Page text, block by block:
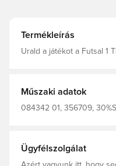
Termékleírás
Urald a játékot a Futsal 1
visszapattanású belső A
szintetikus bőr 30% EVA
Műszaki adatok
084342 01, 356709,
Ügyfélszolgálat